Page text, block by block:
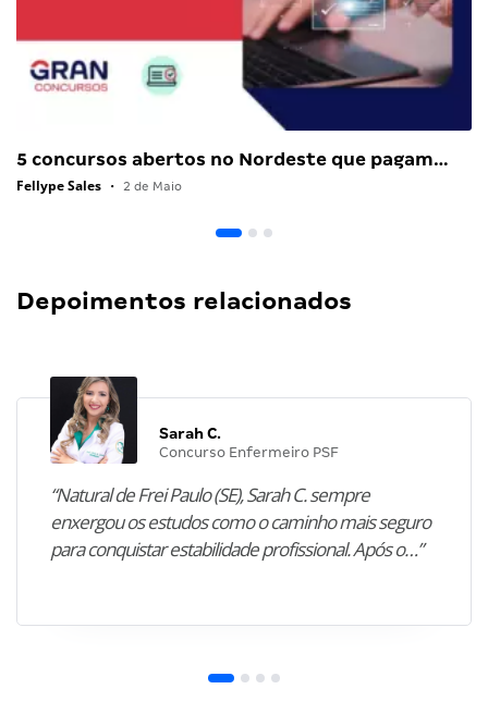
5 concursos abertos no Nordeste que pagam…
Fellype Sales • 2 de Maio
Depoimentos relacionados
Sarah C.
Concurso Enfermeiro PSF
“Natural de Frei Paulo (SE), Sarah C. sempre
enxergou os estudos como o caminho mais seguro
para conquistar estabilidade profissional. Após o…”